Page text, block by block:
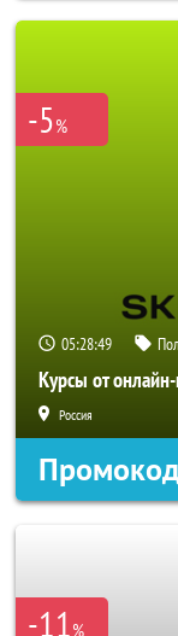
-5%
05:28:46
Курсы от
Россия
-11%